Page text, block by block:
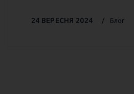
Блог
24 ВЕРЕСНЯ 2024